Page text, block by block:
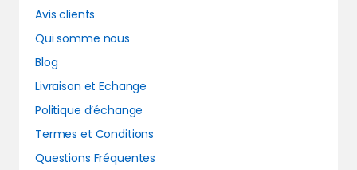
Avis clients
Qui somme nous
Blog
Livraison et Echange
Politique d’échange
Termes et Conditions
Questions Fréquentes